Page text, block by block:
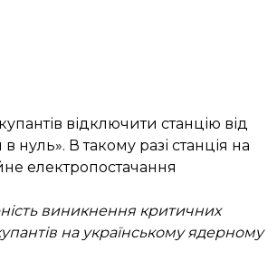
відключити станцію від
В такому разі станція на
електропостачання
виникнення критичних
на українському ядерному